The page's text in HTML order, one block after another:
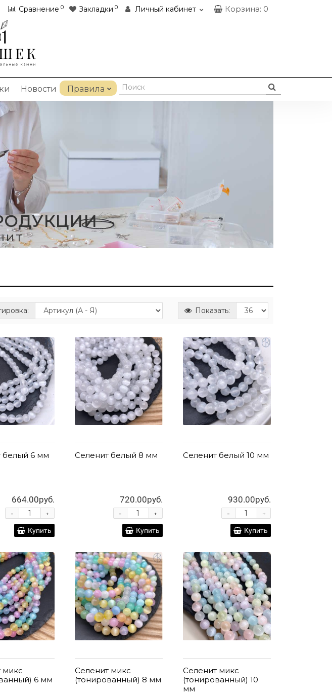
Сравнение 0 Закладки 0 Личный кабинет Корзина: 0
Новости Правила
Показать:
белый 6 мм
664.00руб.
+
-
Купить
Селенит белый 8 мм
720.00руб.
+
-
Купить
Селенит белый 10 мм
930.00руб.
+
-
Купить
микс
6 мм
Селенит микс
(тонированный) 8 мм
Селенит микс
(тонированный) 10
мм